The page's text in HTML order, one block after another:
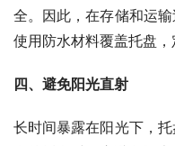
全。因此，在存储和运
使用防水材料覆盖托盘，
四、避免阳光直射
长时间暴露在阳光下，